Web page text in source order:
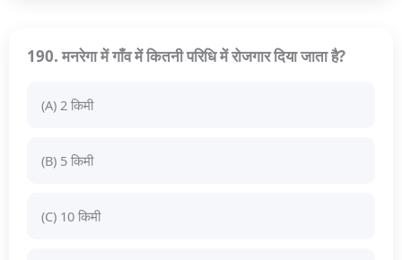
190. मनरेगा में गाँव में कितनी परिधि में रोजगार दिया जाता है?
(A) 2 किमी
(B) 5 किमी
(C) 10 किमी